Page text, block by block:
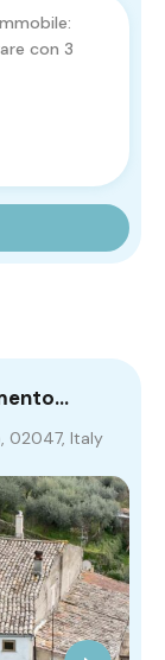
02047, Italy